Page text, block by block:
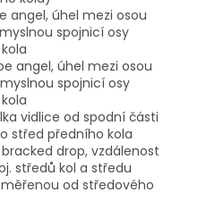
angel, úhel mezi osou
spojnicí osy
angel, úhel mezi osou
spojnicí osy
vidlice od spodní části
střed předního kola
drop, vzdálenost
středů kol a středu
od středového